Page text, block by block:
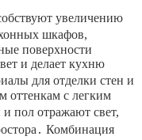
увеличению
шкафов,
поверхности
и делает кухню
для отделки стен и
оттенкам с легким
пол отражают свет,
Комбинация